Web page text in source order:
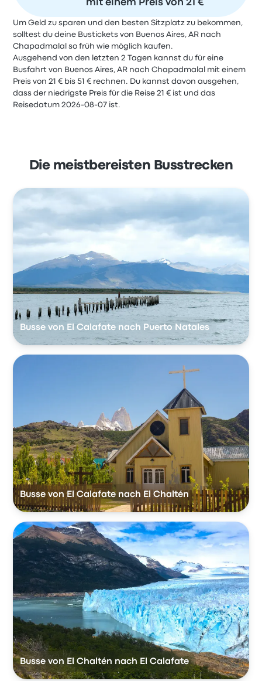
mit einem Preis von 21 €
Um Geld zu sparen und den besten Sitzplatz zu bekommen,
solltest du deine Bustickets von Buenos Aires, AR nach
Chapadmalal so früh wie möglich kaufen.
Ausgehend von den letzten 2 Tagen kannst du für eine
Busfahrt von Buenos Aires, AR nach Chapadmalal mit einem
Preis von 21 € bis 51 € rechnen. Du kannst davon ausgehen,
dass der niedrigste Preis für die Reise 21 € ist und das
Reisedatum 2026-08-07 ist.
Die meistbereisten Busstrecken
Busse von El Calafate nach Puerto Natales
Busse von El Calafate nach El Chaltén
Busse von El Chaltén nach El Calafate